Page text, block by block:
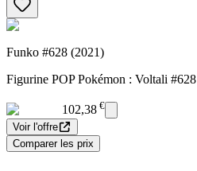
Funko #628 (2021)
Figurine POP Pokémon : Voltali #628
102,38 €
Voir l'offre
Comparer les prix